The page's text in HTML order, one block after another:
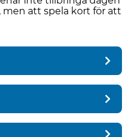
men att spela kort för att